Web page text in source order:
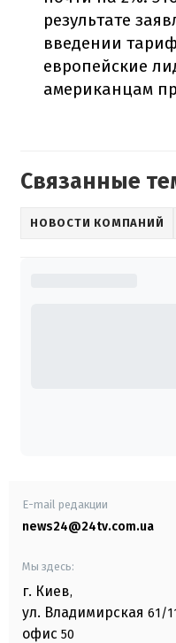
результате
введении
европейские
американцам
Связанные
НОВОСТИ КОМПАНИЙ
E-mail редакции
news24@24tv.com.ua
Мы здесь:
г. Киев,
ул. Владимирская 61/
офис 50